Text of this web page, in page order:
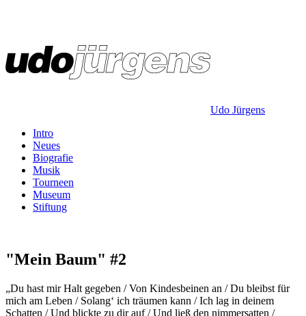
Udo Jürgens
Intro
Neues
Biografie
Musik
Tourneen
Museum
Stiftung
"Mein Baum" #2
„Du hast mir Halt gegeben / Von Kindesbeinen an / Du bleibst für
mich am Leben / Solang‘ ich träumen kann / Ich lag in deinem
Schatten / Und blickte zu dir auf / Und ließ den nimmersatten /